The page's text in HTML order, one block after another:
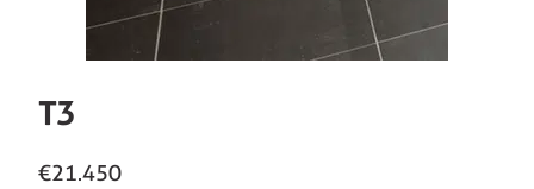
T3
€21.450